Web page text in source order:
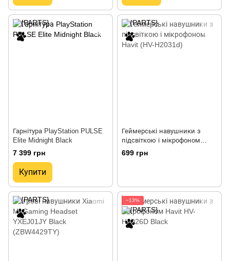
Гарнітура PlayStation PULSE
Elite Midnight Black
7 399 грн
Купити
Геймерські навушники з
підсвіткою і мікрофоном
Havit (HV-H2031d)
699 грн
−13%